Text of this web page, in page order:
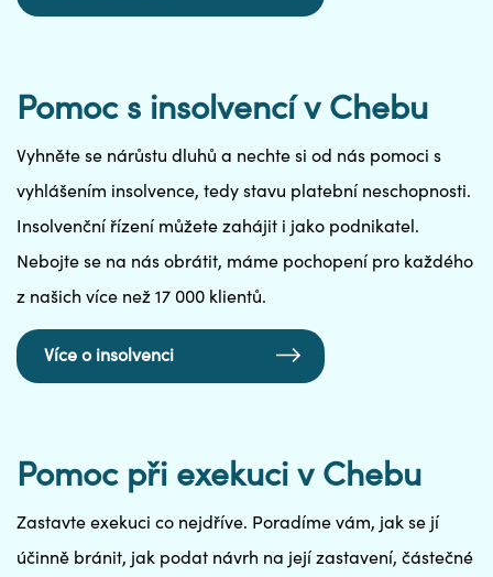
Pomoc s insolvencí v Chebu
Vyhněte se nárůstu dluhů a nechte si od nás pomoci s
vyhlášením insolvence, tedy stavu platební neschopnosti.
Insolvenční řízení můžete zahájit i jako podnikatel.
Nebojte se na nás obrátit, máme pochopení pro každého
z našich více než 17 000 klientů.
Více o insolvenci
Pomoc při exekuci v Chebu
Zastavte exekuci co nejdříve. Poradíme vám, jak se jí
účinně bránit, jak podat návrh na její zastavení, částečné